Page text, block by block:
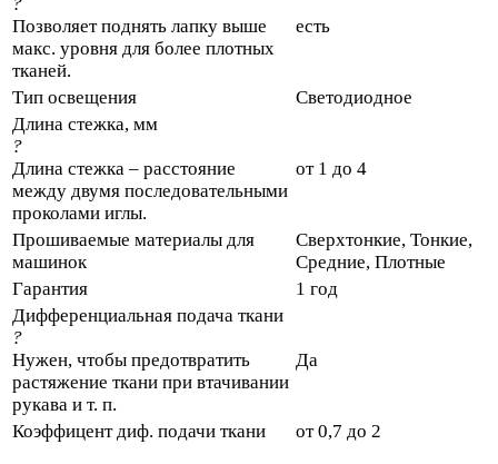
Позволяет поднять лапку выше
макс. уровня для более плотных
тканей.
есть
Тип освещения
Светодиодное
Длина стежка, мм
?
Длина стежка – расстояние
между двумя последовательными
проколами иглы.
от 1 до 4
Прошиваемые материалы для
машинок
Сверхтонкие, Тонкие,
Средние, Плотные
Гарантия
1 год
Дифференциальная подача ткани
?
Нужен, чтобы предотвратить
растяжение ткани при втачивании
рукава и т. п.
Да
Коэффицент диф. подачи ткани от 0,7 до 2